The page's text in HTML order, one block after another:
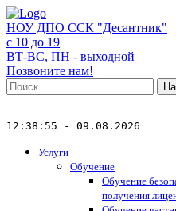
НОУ ДПО ССК "Десантник"
с 10 до 19
ВТ-ВС, ПН - выходной
Позвоните нам!
12:38:55 - 09.08.2026
Услуги
Обучение
Обучение
получения